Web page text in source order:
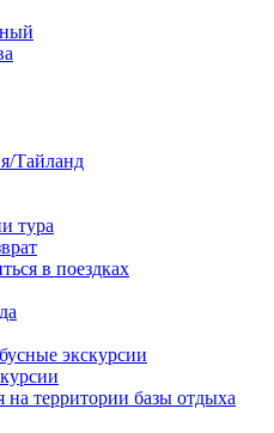
Тайланд
тура
в поездках
экскурсии
на территории базы отдыха